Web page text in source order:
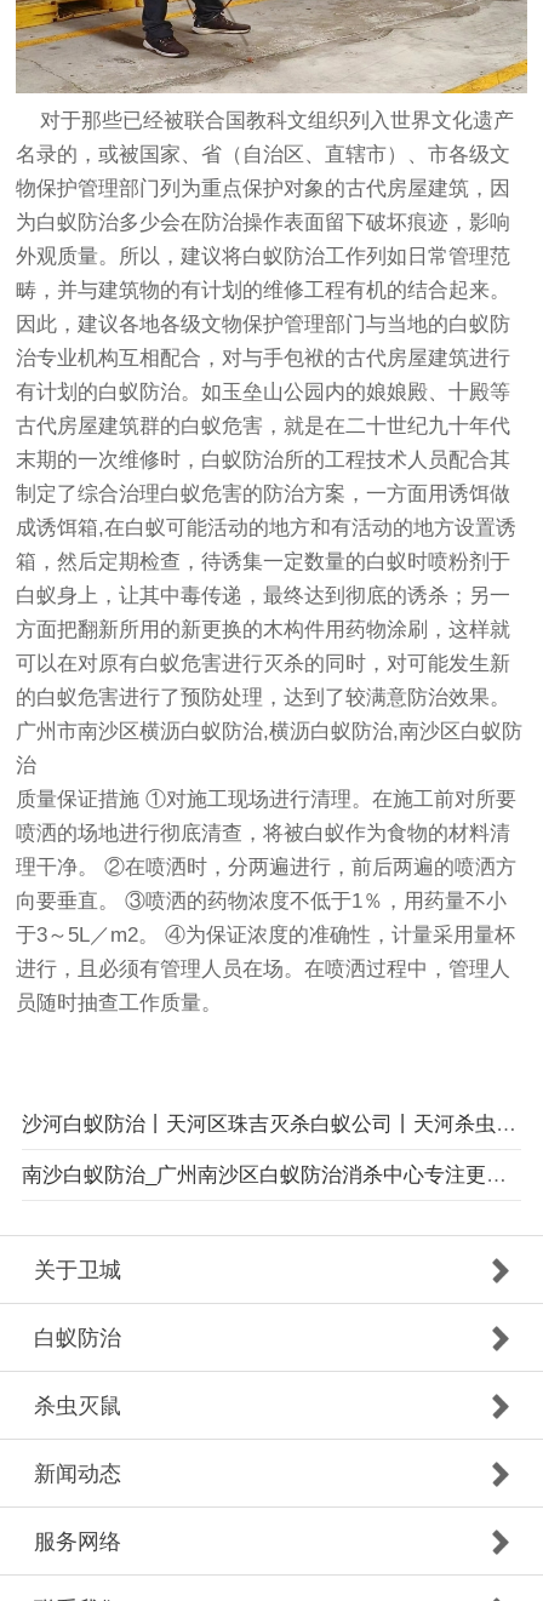
对于那些已经被联合国教科文组织列入世界文化遗产
名录的，或被国家、省（自治区、直辖市）、市各级文
物保护管理部门列为重点保护对象的古代房屋建筑，因
为白蚁防治多少会在防治操作表面留下破坏痕迹，影响
外观质量。所以，建议将白蚁防治工作列如日常管理范
畴，并与建筑物的有计划的维修工程有机的结合起来。
因此，建议各地各级文物保护管理部门与当地的白蚁防
治专业机构互相配合，对与手包袱的古代房屋建筑进行
有计划的白蚁防治。如玉垒山公园内的娘娘殿、十殿等
古代房屋建筑群的白蚁危害，就是在二十世纪九十年代
末期的一次维修时，白蚁防治所的工程技术人员配合其
制定了综合治理白蚁危害的防治方案，一方面用诱饵做
成诱饵箱,在白蚁可能活动的地方和有活动的地方设置诱
箱，然后定期检查，待诱集一定数量的白蚁时喷粉剂于
白蚁身上，让其中毒传递，最终达到彻底的诱杀；另一
方面把翻新所用的新更换的木构件用药物涂刷，这样就
可以在对原有白蚁危害进行灭杀的同时，对可能发生新
的白蚁危害进行了预防处理，达到了较满意防治效果。
广州市南沙区横沥白蚁防治,横沥白蚁防治,南沙区白蚁防
治
质量保证措施 ①对施工现场进行清理。在施工前对所要
喷洒的场地进行彻底清查，将被白蚁作为食物的材料清
理干净。 ②在喷洒时，分两遍进行，前后两遍的喷洒方
向要垂直。 ③喷洒的药物浓度不低于1％，用药量不小
于3～5L／m2。 ④为保证浓度的准确性，计量采用量杯
进行，且必须有管理人员在场。在喷洒过程中，管理人
员随时抽查工作质量。
沙河白蚁防治丨天河区珠吉灭杀白蚁公司丨天河杀虫公司
南沙白蚁防治_广州南沙区白蚁防治消杀中心专注更专业值得信赖
关于卫城
白蚁防治
杀虫灭鼠
新闻动态
服务网络